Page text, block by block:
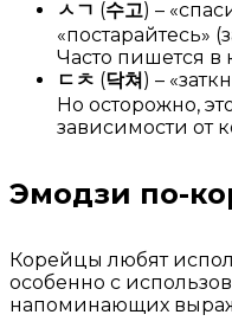
ㅅㄱ (수고) –
«постарайтесь»
Часто пишется в
ㄷㅊ (닥쳐 ) –
Но осторожно,
зависимости от
Эмодзи по-
Корейцы любят
особенно с
напоминающих